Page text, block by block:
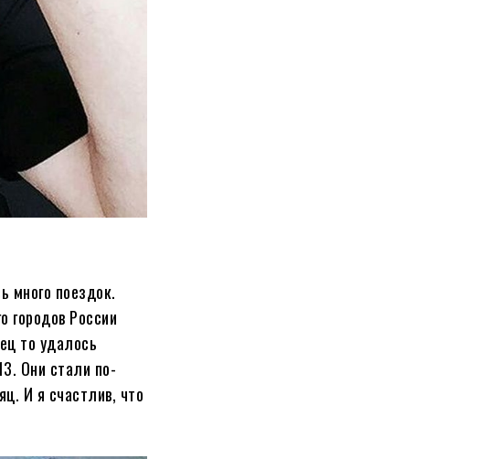
много поездок.
городов России
то удалось
Они стали по-
И я счастлив, что